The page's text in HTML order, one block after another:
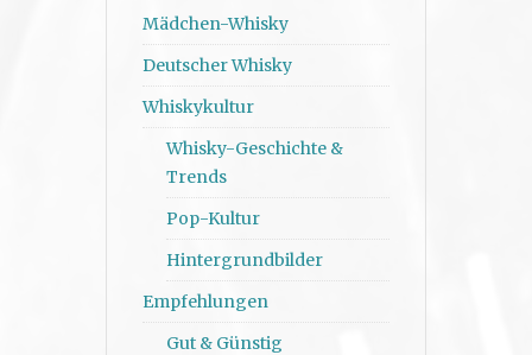
Mädchen-Whisky
Deutscher Whisky
Whiskykultur
Whisky-Geschichte &
Trends
Pop-Kultur
Hintergrundbilder
Empfehlungen
Gut & Günstig